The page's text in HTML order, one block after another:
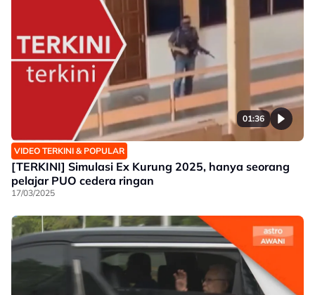
01:36
VIDEO TERKINI & POPULAR
[TERKINI] Simulasi Ex Kurung 2025, hanya seorang
pelajar PUO cedera ringan
17/03/2025